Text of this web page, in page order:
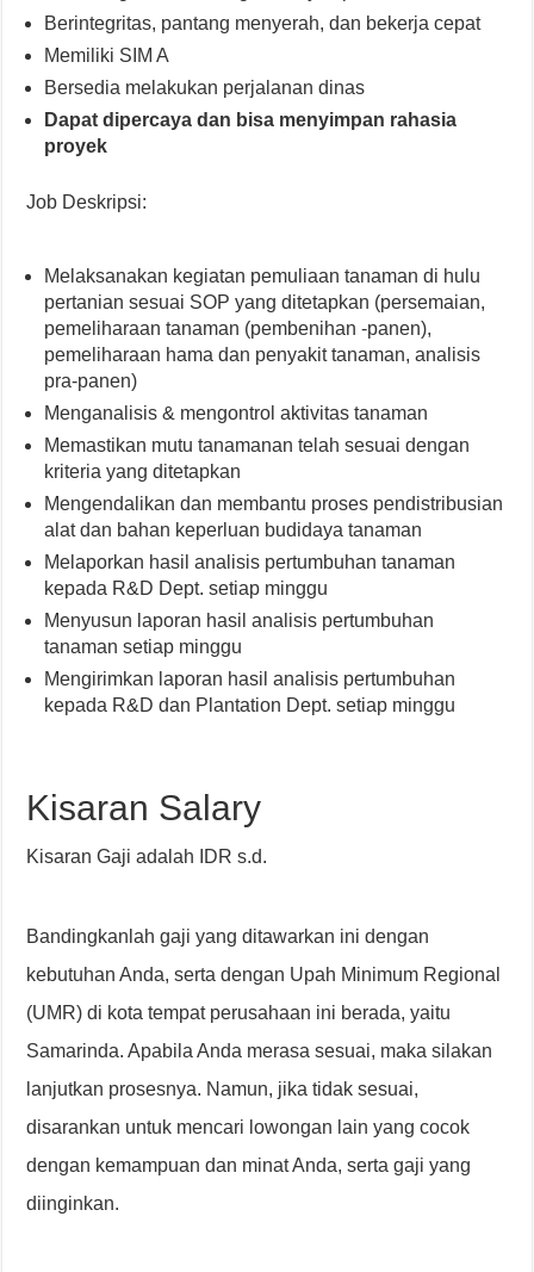
Berintegritas, pantang menyerah, dan bekerja cepat
Memiliki SIM A
Bersedia melakukan perjalanan dinas
Dapat dipercaya dan bisa menyimpan rahasia
proyek
Job Deskripsi:
Melaksanakan kegiatan pemuliaan tanaman di hulu
pertanian sesuai SOP yang ditetapkan (persemaian,
pemeliharaan tanaman (pembenihan -panen),
pemeliharaan hama dan penyakit tanaman, analisis
pra-panen)
Menganalisis & mengontrol aktivitas tanaman
Memastikan mutu tanamanan telah sesuai dengan
kriteria yang ditetapkan
Mengendalikan dan membantu proses pendistribusian
alat dan bahan keperluan budidaya tanaman
Melaporkan hasil analisis pertumbuhan tanaman
kepada R&D Dept. setiap minggu
Menyusun laporan hasil analisis pertumbuhan
tanaman setiap minggu
Mengirimkan laporan hasil analisis pertumbuhan
kepada R&D dan Plantation Dept. setiap minggu
Kisaran Salary
Kisaran Gaji adalah IDR s.d.
Bandingkanlah gaji yang ditawarkan ini dengan
kebutuhan Anda, serta dengan Upah Minimum Regional
(UMR) di kota tempat perusahaan ini berada, yaitu
Samarinda. Apabila Anda merasa sesuai, maka silakan
lanjutkan prosesnya. Namun, jika tidak sesuai,
disarankan untuk mencari lowongan lain yang cocok
dengan kemampuan dan minat Anda, serta gaji yang
diinginkan.